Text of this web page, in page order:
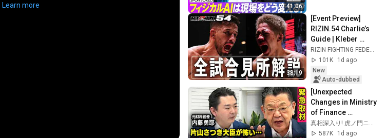
Learn more 41:06
ービスが革新する現
場の最前線
38:19
[Event Preview]
RIZIN.54 Charlie’s
Guide | Kleber
Koike vs. Kyoshin
Akimoto and More
RIZIN FIGHTING FEDERATION
101K
1d ago
New
Auto-dubbed
[Unexpected
Changes in Ministry
of Finance
Personnel]
*Emergency
真相深入り! 虎ノ門ニュース
587K
1d ago